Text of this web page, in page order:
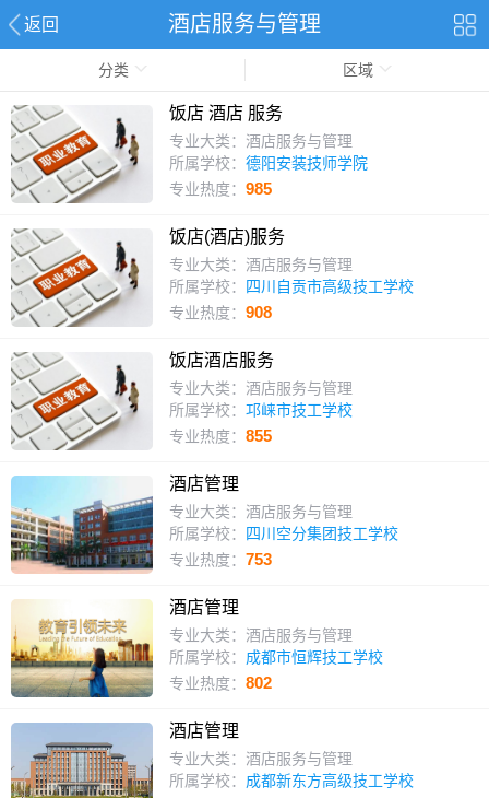
返回 酒店服务与管理
分类 区域
饭店 酒店 服务
专业大类：酒店服务与管理
所属学校： 德阳安装技师学院
专业热度： 985
饭店(酒店)服务
专业大类：酒店服务与管理
所属学校：
四川自贡市高级技工学校
专业热度： 908
饭店酒店服务
专业大类：酒店服务与管理
所属学校： 邛崃市技工学校
专业热度： 855
酒店管理
专业大类：酒店服务与管理
所属学校：
四川空分集团技工学校
专业热度： 753
酒店管理
专业大类：酒店服务与管理
所属学校： 成都市恒辉技工学校
专业热度： 802
酒店管理
专业大类：酒店服务与管理
所属学校： 成都新东方高级技工学校